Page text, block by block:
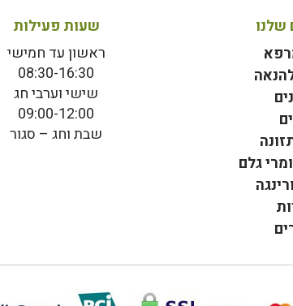
שלנו
גלם
שעות פעילות
ראשון עד חמישי
08:30-16:30
שישי וערבי חג
09:00-12:00
שבת וחג – סגור